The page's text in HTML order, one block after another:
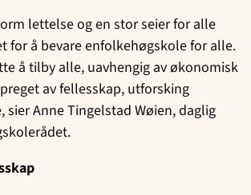
lettelse og en stor seier for alle
for å bevare enfolkehøgskole for alle.
å tilby alle, uavhengig av økonomisk
av fellesskap, utforsking
Anne Tingelstad Wøien, daglig